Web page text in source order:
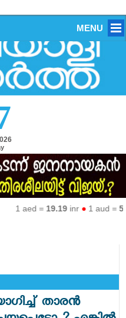
MENU
1 aed =19.19inr● 1 aud =50.27
താരൻ